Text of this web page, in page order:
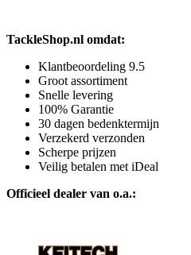
TackleShop.nl omdat:
Klantbeoordeling 9.5
Groot assortiment
Snelle levering
100% Garantie
30 dagen bedenktermijn
Verzekerd verzonden
Scherpe prijzen
Veilig betalen met iDeal
Officieel dealer van o.a.: